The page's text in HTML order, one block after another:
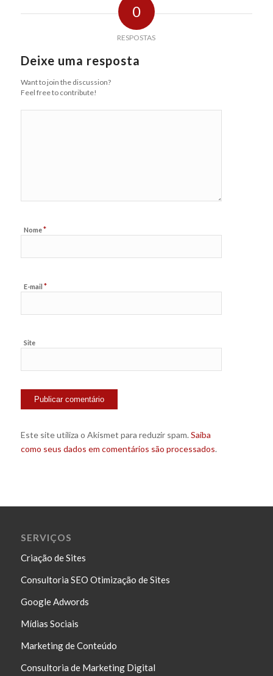
0
RESPOSTAS
Deixe uma resposta
Want to join the discussion?
Feel free to contribute!
Nome*
E-mail *
Site
Este site utiliza o Akismet para reduzir spam. Saiba
como seus dados em comentários são processados.
SERVIÇOS
Criação de Sites
Consultoria SEO Otimização de Sites
Google Adwords
Mídias Sociais
Marketing de Conteúdo
Consultoria de Marketing Digital